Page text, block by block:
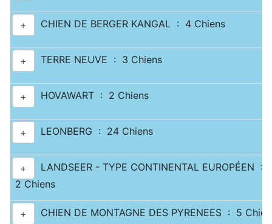
+ CHIEN DE BERGER KANGAL : 4 Chiens
+ TERRE NEUVE : 3 Chiens
+ HOVAWART : 2 Chiens
+ LEONBERG : 24 Chiens
+
LANDSEER - TYPE CONTINENTAL EUROPÉEN :
2 Chiens
+ CHIEN DE MONTAGNE DES PYRENEES : 5